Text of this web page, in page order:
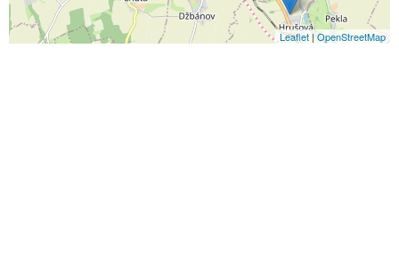
Leaflet | OpenStreetMap